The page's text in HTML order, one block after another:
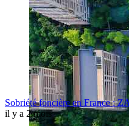
Sobriété foncière en France :
il y a 2 mois